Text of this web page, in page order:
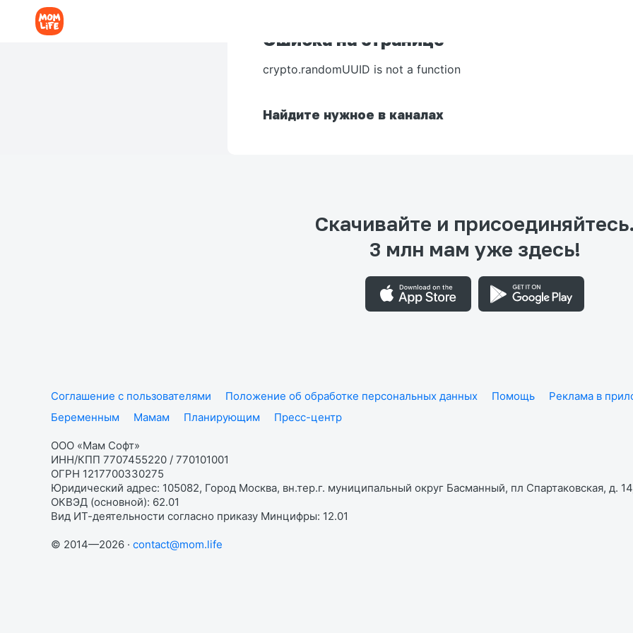
Ошибка на странице
crypto.randomUUID is not a function
Найдите нужное в каналах
Скачивайте и присоединяйтесь.
3 млн мам уже здесь!
Соглашение с пользователями Положение об обработке персональных данных Помощь Реклама в
Беременным
Мамам Планирующим Пресс-центр
ООО «Мам Софт»
ИНН/КПП 7707455220 / 770101001
ОГРН 1217700330275
Юридический адрес: 105082, Город Москва, вн.тер.г. муниципальный округ Басманный, пл Спартаковская, д.
ОКВЭД (основной): 62.01
Вид ИТ-деятельности согласно приказу Минцифры: 12.01
© 2014—2026 · contact@mom.life